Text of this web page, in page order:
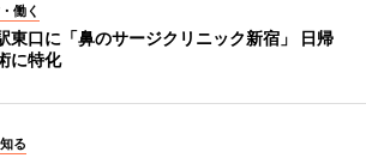
働く
東口に「鼻のサージクリニック新宿」 日帰
に特化
る